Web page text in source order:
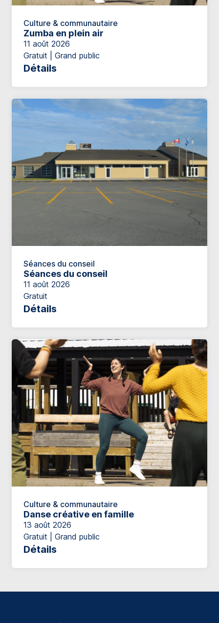
Culture & communautaire
Zumba en plein air
11 août 2026
Gratuit | Grand public
Détails
Séances du conseil
Séances du conseil
11 août 2026
Gratuit
Détails
Culture & communautaire
Danse créative en famille
13 août 2026
Gratuit | Grand public
Détails